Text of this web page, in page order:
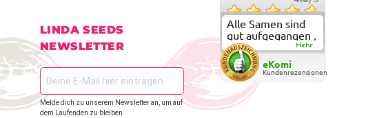
LINDA SEEDS
NEWSLETTER
Melde dich zu unserem Newsletter an, um auf
dem Laufenden zu bleiben.
Alle Samen sind
gut aufgegangen ,
meine ersten
grow versuche
sind alle geglückt.
Die Sorten und
Anbieter Vielfalt
überzeugen sehr .
Mehr...
eKomi
Kundenrezensionen